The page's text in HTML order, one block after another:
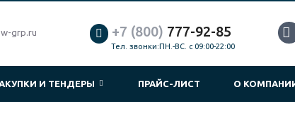
grp.ru +7 (800) 777-92-85
Тел. звонки:ПН.-ВС. с 09:00-22:00
И ТЕНДЕРЫ ПРАЙС-ЛИСТ О